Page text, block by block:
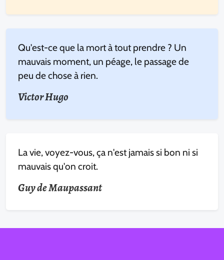
Qu'est-ce que la mort à tout prendre ? Un
mauvais moment, un péage, le passage de
peu de chose à rien.
Victor Hugo
La vie, voyez-vous, ça n'est jamais si bon ni si
mauvais qu'on croit.
Guy de Maupassant